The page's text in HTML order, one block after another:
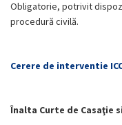
Obligatorie, potrivit
procedură civilă.
Cerere de interventie
Înalta Curte de Casaţie